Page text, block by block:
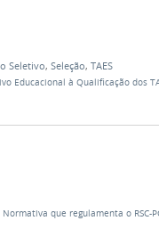
Seletivo, Seleção, TAES
Educacional à Qualificação dos
que regulamenta o RSC-